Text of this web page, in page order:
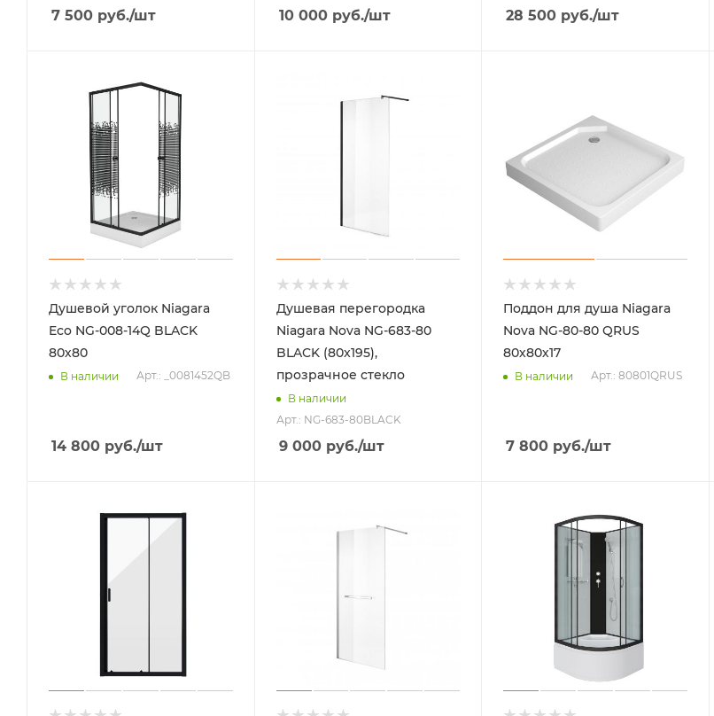
7 500 руб./шт 10 000руб./шт 28 500 руб./шт
Душевой уголок Niagara
Eco NG-008-14Q BLACK
80х80
В наличии Арт.: _0081452QB
14 800 руб./шт
Душевая перегородка
Niagara Nova NG-683-80
BLACK (80x195),
прозрачное стекло
В наличии
Арт.: NG-683-80BLACK
9 000руб./шт
Поддон для душа Niagara
Nova NG-80-80 QRUS
80х80х17
В наличии Арт.: 80801QRUS
7 800 руб./шт